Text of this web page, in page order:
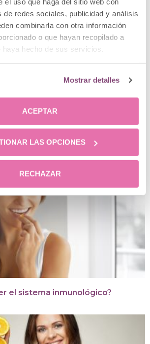
de redes sociales, publicidad y análisis
combinarla con otra información
o que hayan recopilado a
hecho de sus servicios.
Mostrar detalles
ACEPTAR
LAS OPCIONES
RECHAZAR
otros productos. En Clínica
a un equipo de especialistas
en todo momento, así que no
el sistema inmunológico?